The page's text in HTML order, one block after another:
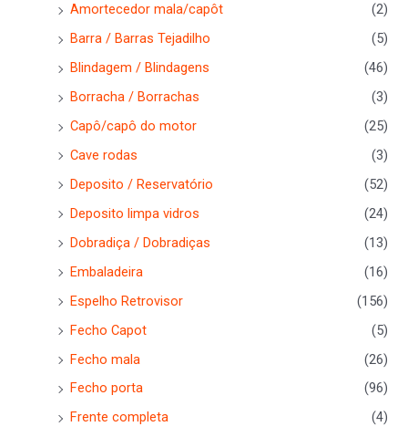
Amortecedor mala/capôt
(2)
Barra / Barras Tejadilho
(5)
Blindagem / Blindagens
(46)
Borracha / Borrachas
(3)
Capô/capô do motor
(25)
Cave rodas
(3)
Deposito / Reservatório
(52)
Deposito limpa vidros
(24)
Dobradiça / Dobradiças
(13)
Embaladeira
(16)
Espelho Retrovisor
(156)
Fecho Capot
(5)
Fecho mala
(26)
Fecho porta
(96)
Frente completa
(4)